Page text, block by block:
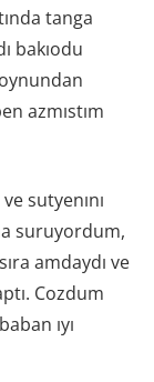
tanga
bakıodu
azmıstım
sutyenını
suruyordum,
amdaydı ve
Cozdum
ıyı